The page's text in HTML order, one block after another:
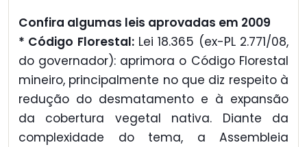
Confira algumas leis aprovadas em 2009
* Código Florestal:Lei 18.365 (ex-PL 2.771/08,
do governador): aprimora o Código Florestal
mineiro, principalmente no que diz respeito à
redução do desmatamento e à expansão
da cobertura vegetal nativa. Diante da
complexidade do tema, a Assembleia